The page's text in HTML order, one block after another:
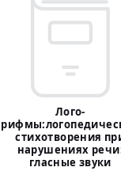
Лого-
стихотворения
нарушениях
гласные звуки